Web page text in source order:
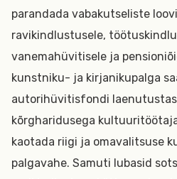
parandada vabakutseliste
ravikindlustusele,
vanemahüvitisele ja
kunstniku- ja kirjanikupalga
autorihüvitisfondi
kõrgharidusega
kaotada riigi ja omavalitsuse
palgavahe. Samuti lubasid